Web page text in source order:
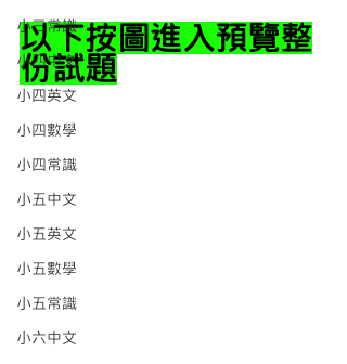
小三常識
小四中文
小四英文
小四數學
小四常識
小五中文
小五英文
小五數學
小五常識
小六中文
以下按圖進入預覽整
份試題